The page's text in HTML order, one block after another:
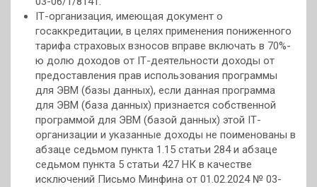
IТ-организация, имеющая документ о
госаккредитации, в целях применения пониженного
тарифа страховых взносов вправе включать в 70%-
ю долю доходов от IТ-деятельности доходы от
предоставления прав использования программы
для ЭВМ (базы данных), если данная программа
для ЭВМ (база данных) признается собственной
программой для ЭВМ (базой данных) этой IТ-
организации и указанные доходы не поименованы в
абзаце седьмом пункта 1.15 статьи 284 и абзаце
седьмом пункта 5 статьи 427 НК в качестве
исключений Письмо Минфина от 01.02.2024 № 03-